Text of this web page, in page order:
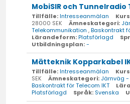
MobiSIR och Tunnelradio
Tillfälle:Intresseanmälan
28000 SEK
Ämneskategori:
Telekommunikation ,Baskontrakt
Lärandeform:Platsförlagd
Utbildningsplan:-
Mätteknik Kopparkabel
Tillfälle:Intresseanmälan
SEK
Ämneskategori: Järnväg -
Baskontrakt för Telecom IKT
Platsförlagd
Språk: Svenska